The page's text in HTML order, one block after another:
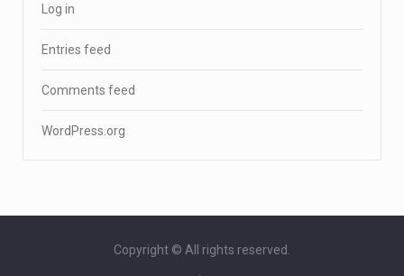
Log in
Entries feed
Comments feed
WordPress.org
Copyright © All rights reserved.